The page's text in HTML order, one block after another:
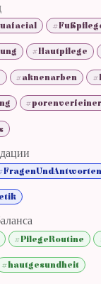
#Hautpflege
#aknenarben
#PflegeRoutine
#hautgesundheit